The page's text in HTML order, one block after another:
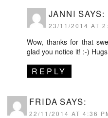
JANNI SAYS:
23/11/2014 AT
Wow, thanks for that
glad you notice it! :-)
REPLY
FRIDA SAYS:
22/11/2014 AT 4:36